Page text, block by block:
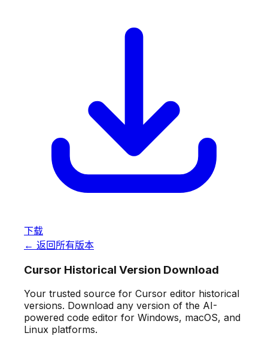
下载
← 返回所有版本
Cursor Historical Version Download
Your trusted source for Cursor editor historical
versions. Download any version of the AI-
powered code editor for Windows, macOS, and
Linux platforms.